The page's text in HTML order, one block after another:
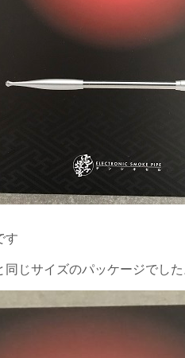
す
じサイズのパッケージでし